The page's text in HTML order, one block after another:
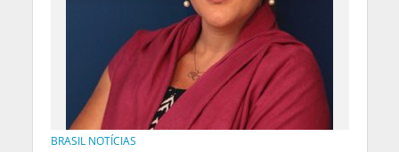
BRASIL NOTÍCIAS